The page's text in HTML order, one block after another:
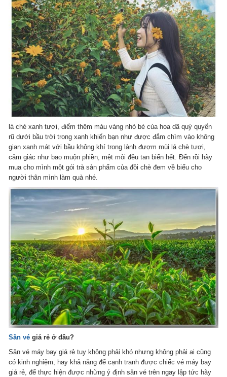
lá chè xanh tươi, điểm thêm màu vàng nhỏ bé của hoa dã quỳ quyến
rũ dưới bầu trời trong xanh khiến bạn như được đắm chìm vào không
gian xanh mát với bầu không khí trong lành đượm mùi lá chè tươi,
cảm giác như bao muộn phiền, mệt mỏi đều tan biến hết. Đến rồi hãy
mua cho mình một gói trà sản phẩm của đồi chè đem về biếu cho
người thân mình làm quà nhé.
Săn vé giá rẻ ở đâu?
Săn vé máy bay giá rẻ tuy không phải khó nhưng không phải ai cũng
có kinh nghiệm, hay khả năng để cạnh tranh được chiếc vé máy bay
giá rẻ, để thực hiện được những ý định săn vé trên ngay lập tức hãy